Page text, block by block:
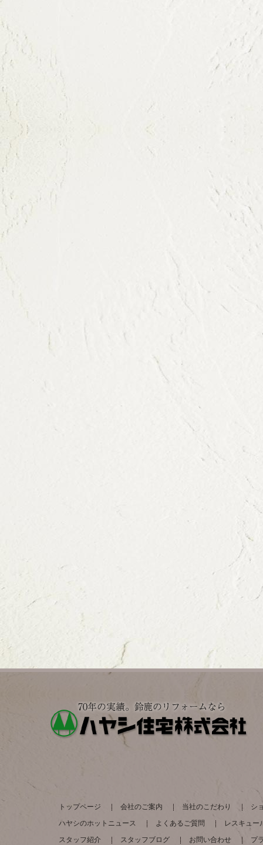
トップページ 会社のご案内 当社のこだわり
シ
ハヤシのホットニュース
よくあるご質問
レスキュー
スタッフ紹介
スタッフブログ お問い合わせ プ